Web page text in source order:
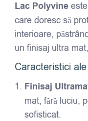
Lac Polyvine
care doresc să
interioare,
un finisaj ultra
Caracteristici
Finisaj
mat, fără luciu,
sofisticat.